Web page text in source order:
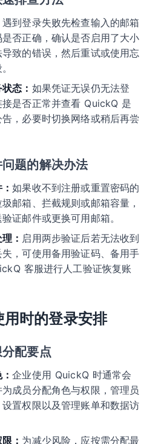
遇到登录失败先检查输入的邮箱
否正确，确认是否启用了大小
致的错误，然后重试或使用忘
态： 如果凭证无误仍无法登
是否正常并查看 QuickQ 是
，必要时切换网络或稍后再尝
题的解决办法
：如果收不到注册或重置密码的
邮箱、拦截规则或邮箱容量，
证邮件或更换可用邮箱。
： 启用两步验证后若无法收到
，可使用备用验证码、备用手
客服进行人工验证恢复账
时的登录安排
配要点
：企业使用 QuickQ 时通常会
成员分配角色与权限，管理员
置权限以及管理账单和数据访
： 为减少风险，应按需分配最